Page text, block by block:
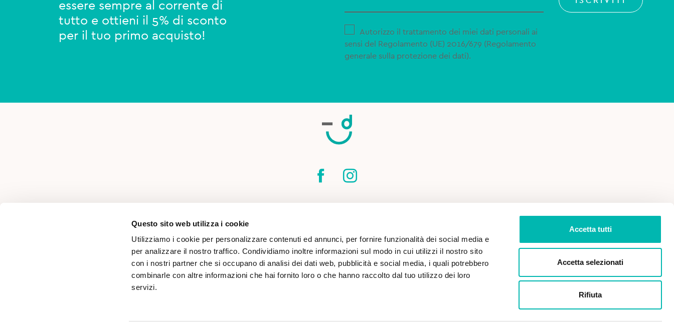
Questo sito web utilizza i cookie
Utilizziamo i cookie per personalizzare contenuti ed annunci, per fornire funzionalità dei social media e
per analizzare il nostro traffico. Condividiamo inoltre informazioni sul modo in cui utilizzi il nostro sito
con i nostri partner che si occupano di analisi dei dati web, pubblicità e social media, i quali potrebbero
combinarle con altre informazioni che hai fornito loro o che hanno raccolto dal tuo utilizzo dei loro
servizi.
Accetta tutti
Accetta selezionati
Rifiuta
essere sempre al corrente di
tutto e ottieni il 5% di sconto
per il tuo primo acquisto!
Autorizzo il trattamento dei miei dati personali ai
sensi del Regolamento (UE) 2016/679 (Regolamento
generale sulla protezione dei dati).